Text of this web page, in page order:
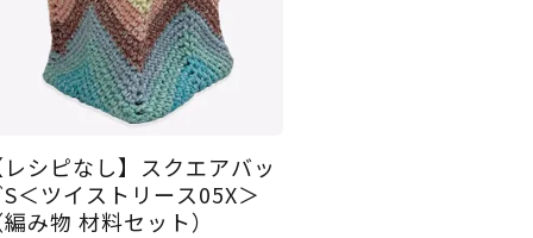
レシピなし】スクエアバッ
＜ツイストリース05X＞
編み物 材料セット）